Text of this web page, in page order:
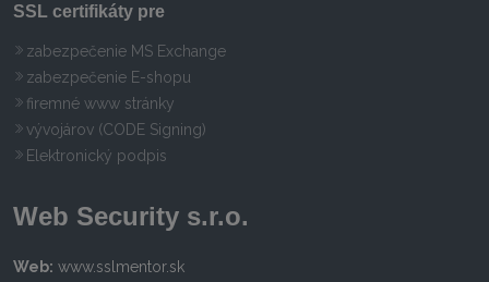
SSL certifikáty pre
zabezpečenie MS Exchange
zabezpečenie E-shopu
firemné www stránky
vývojárov (CODE Signing)
Elektronický podpis
Web Security s.r.o.
Web: www.sslmentor.sk